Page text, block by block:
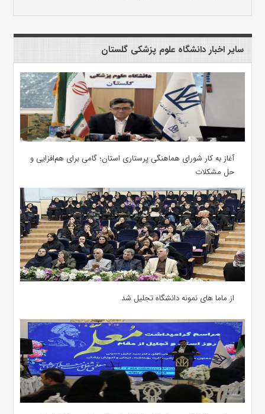
سایر اخبار دانشگاه علوم پزشکی گلستان
آغاز به کار شورای هماهنگی پرستاری استان؛ گامی برای هم‌افزایی و
حل مشکلات
از ماما های نمونه دانشگاه تجلیل شد